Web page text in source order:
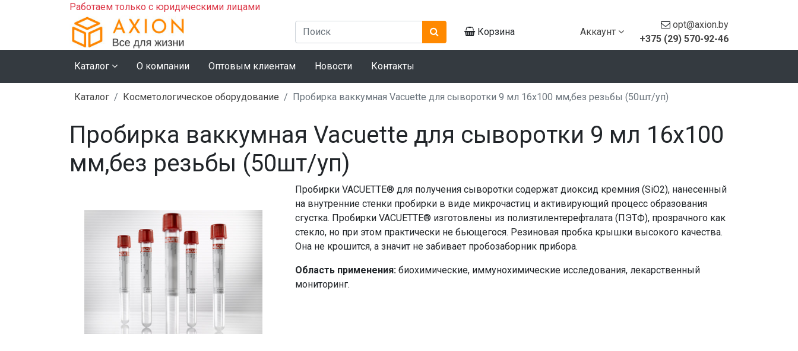
Работаем только с юридическими лицами
Корзина Аккаунт
opt@axion.by
+375 (29) 570-92-46
Каталог О компании Оптовым клиентам Новости Контакты
Каталог Косметологическое оборудование Пробирка ваккумная Vacuette для сыворотки 9 мл 16х100 мм,без резьбы (50шт/уп)
Пробирка ваккумная Vacuette для сыворотки 9 мл 16х100
мм,без резьбы (50шт/уп)
Пробирки VACUETTE® для получения сыворотки содержат диоксид кремния (SiO2), нанесенный
на внутренние стенки пробирки в виде микрочастиц и активирующий процесс образования
сгустка. Пробирки VACUETTE® изготовлены из полиэтилентерефталата (ПЭТФ), прозрачного как
стекло, но при этом практически не бьющегося. Резиновая пробка крышки высокого качества.
Она не крошится, а значит не забивает пробозаборник прибора.
Область применения: биохимические, иммунохимические исследования, лекарственный
мониторинг.